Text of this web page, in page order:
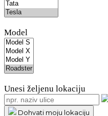
Model
Unesi željenu lokaciju
Dohvati moju lokaciju